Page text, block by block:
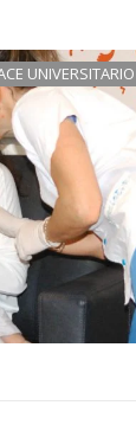
UNIVERSITARIO